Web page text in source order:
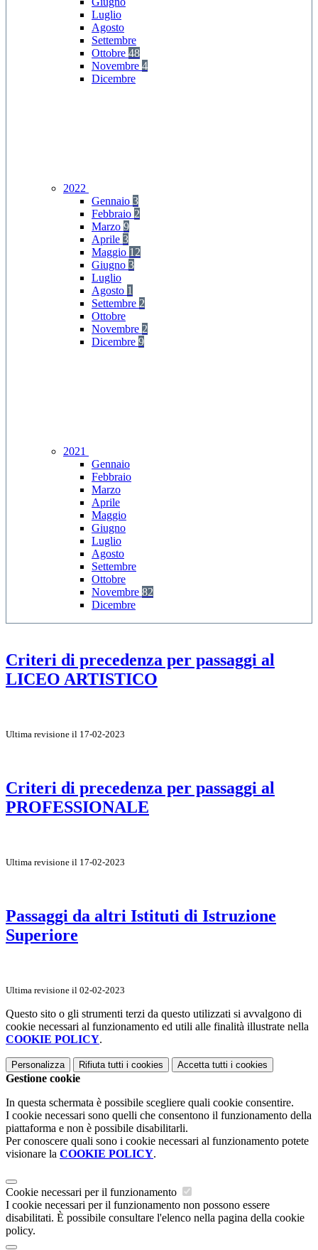
Luglio
Agosto
Settembre
Ottobre 48
Novembre 4
Dicembre
2022
Gennaio 3
Febbraio 2
Marzo 9
Aprile 3
Maggio 12
Giugno 3
Luglio
Agosto 1
Settembre 2
Ottobre
Novembre 2
Dicembre 9
2021
Gennaio
Febbraio
Marzo
Aprile
Maggio
Giugno
Luglio
Agosto
Settembre
Ottobre
Novembre 82
Dicembre
Criteri di precedenza per passaggi al
LICEO ARTISTICO
Ultima revisione il 17-02-2023
Criteri di precedenza per passaggi al
PROFESSIONALE
Ultima revisione il 17-02-2023
Passaggi da altri Istituti di Istruzione
Superiore
Ultima revisione il 02-02-2023
Questo sito o gli strumenti terzi da questo utilizzati si avvalgono di
cookie necessari al funzionamento ed utili alle finalità illustrate nella
COOKIE POLICY.
Personalizza Rifiuta tutti i cookies Accetta tutti i cookies
Gestione cookie
In questa schermata è possibile scegliere quali cookie consentire.
I cookie necessari sono quelli che consentono il funzionamento della
piattaforma e non è possibile disabilitarli.
Per conoscere quali sono i cookie necessari al funzionamento potete
visionare la COOKIE POLICY.
Cookie necessari per il funzionamento
I cookie necessari per il funzionamento non possono essere
disabilitati. È possibile consultare l'elenco nella pagina della cookie
policy.